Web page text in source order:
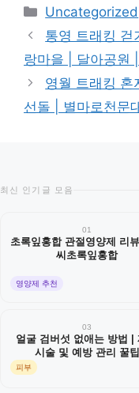
카
테
리
Uncategorized
통영 트래킹 걷
랑마을 | 달아공원
영월 트래킹 혼
선돌 | 별마로천문
최신 인기글 모음
01
초록잎홍합 관절영양제 리
씨초록잎홍합
영양제 추천
03
얼굴 검버섯 없애는 방법 |
시술 및 예방 관리 꿀팁
피부